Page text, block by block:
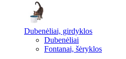
Dubenėliai, girdyklos
Dubenėliai
Fontanai, šėryklos